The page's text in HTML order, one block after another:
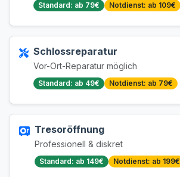
Standard: ab 79€ Notdienst: ab 109€
Schlossreparatur
Vor-Ort-Reparatur möglich
Standard: ab 49€ Notdienst: ab 79€
Tresoröffnung
Professionell & diskret
Standard: ab 149€ Notdienst: ab 199€